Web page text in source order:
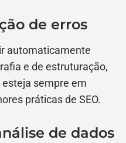
de erros
automaticamente
e de estruturação,
sempre em
práticas de SEO.
de dados